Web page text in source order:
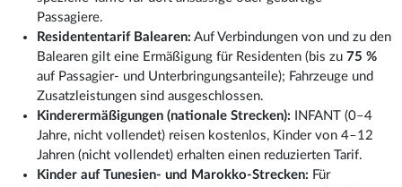
Passagiere.
Residententarif Balearen: Auf Verbindungen von und zu den
Balearen gilt eine Ermäßigung für Residenten (bis zu75 %
auf Passagier- und Unterbringungsanteile); Fahrzeuge und
Zusatzleistungen sind ausgeschlossen.
Kinderermäßigungen (nationale Strecken): INFANT (0–4
Jahre, nicht vollendet) reisen kostenlos, Kinder von 4–12
Jahren (nicht vollendet) erhalten einen reduzierten Tarif.
Kinder auf Tunesien- und Marokko-Strecken: Für